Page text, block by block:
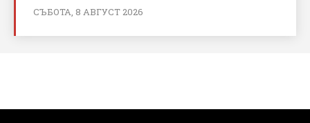
СЪБОТА, 8 АВГУСТ 2026